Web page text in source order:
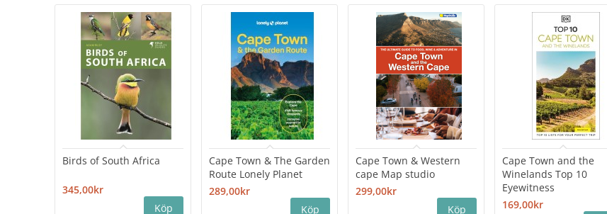
Birds of South Africa
345,00kr
Cape Town & The Garden
Route Lonely Planet
289,00kr
Cape Town & Western
cape Map studio
299,00kr
Cape Town and the
Winelands Top 10
Eyewitness
169,00kr